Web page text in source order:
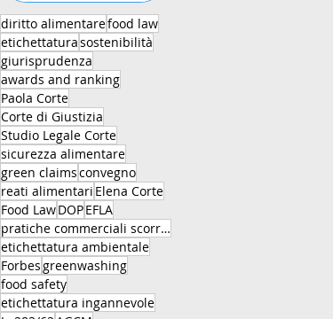
diritto alimentarefood law
etichettaturasostenibilità
giurisprudenza
awards and ranking
Paola Corte
Corte di Giustizia
Studio Legale Corte
sicurezza alimentare
green claimsconvegno
reati alimentari Elena Corte
Food LawDOPEFLA
pratiche commerciali scorrette
etichettatura ambientale
Forbesgreenwashing
food safety
etichettatura ingannevole